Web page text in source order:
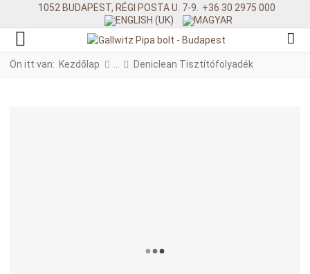
1052 BUDAPEST, RÉGI POSTA U. 7-9. +36 30 2975 000
Ön itt van: Kezdőlap Deniclean Tisztítófolyadék